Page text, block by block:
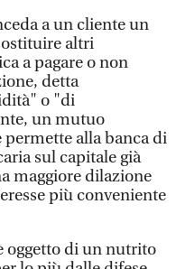
a un cliente un
altri
a pagare o non
detta
o "di
un mutuo
alla banca di
sul capitale già
maggiore dilazione
più conveniente
oggetto di un nutrito